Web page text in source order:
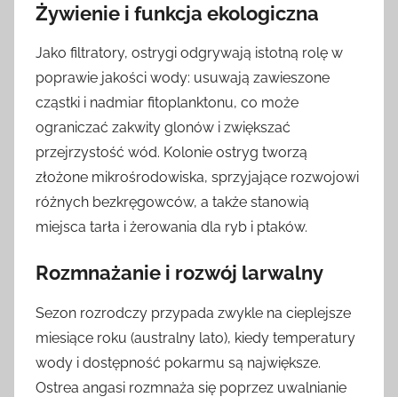
Żywienie i funkcja ekologiczna
Jako filtratory, ostrygi odgrywają istotną rolę w
poprawie jakości wody: usuwają zawieszone
cząstki i nadmiar fitoplanktonu, co może
ograniczać zakwity glonów i zwiększać
przejrzystość wód. Kolonie ostryg tworzą
złożone mikrośrodowiska, sprzyjające rozwojowi
różnych bezkręgowców, a także stanowią
miejsca tarła i żerowania dla ryb i ptaków.
Rozmnażanie i rozwój larwalny
Sezon rozrodczy przypada zwykle na cieplejsze
miesiące roku (australny lato), kiedy temperatury
wody i dostępność pokarmu są największe.
Ostrea angasi rozmnaża się poprzez uwalnianie